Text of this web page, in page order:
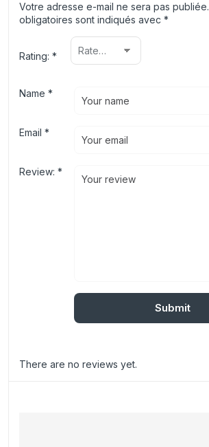
Votre adresse e-mail ne sera pas publiée.
obligatoires sont indiqués avec *
Rating: *
Review: *
Name *
Email *
There are no reviews yet.